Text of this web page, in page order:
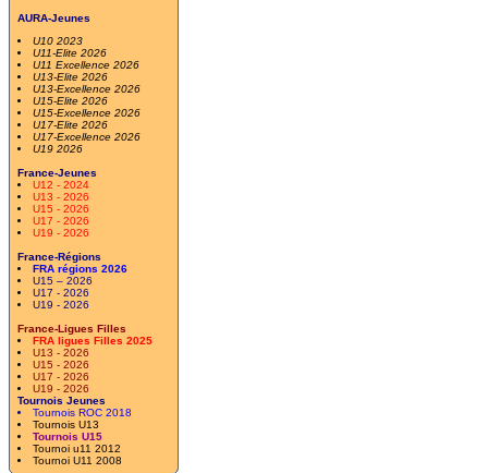
AURA-Jeunes
U10 2023
U11-Elite 2026
U11 Excellence 2026
U13-Elite 2026
U13-Excellence 2026
U15-Elite 2026
U15-Excellence 2026
U17-Elite 2026
U17-Excellence 2026
U19 2026
France-Jeunes
U12 - 2024
U13 - 2026
U15 - 2026
U17 - 2026
U19 - 2026
France-Régions
FRA régions 2026
U15 – 2026
U17 - 2026
U19 - 2026
France-Ligues Filles
FRA ligues Filles 2025
U13 - 2026
U15 - 2026
U17 - 2026
U19 - 2026
Tournois Jeunes
Tournois ROC 2018
Tournois U13
Tournois U15
Tournoi u11 2012
Tournoi U11 2008